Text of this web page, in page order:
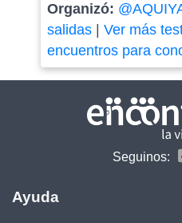
Organizó:
salidas| Ver más
encuentros para
Seguinos:
Ayuda